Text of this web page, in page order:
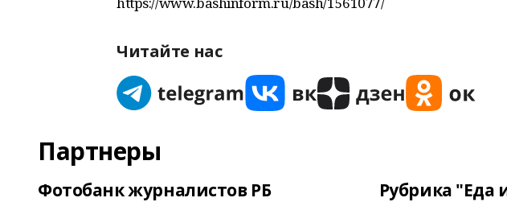
Читайте нас
Партнеры
Фотобанк журналистов РБ Рубрика "Еда